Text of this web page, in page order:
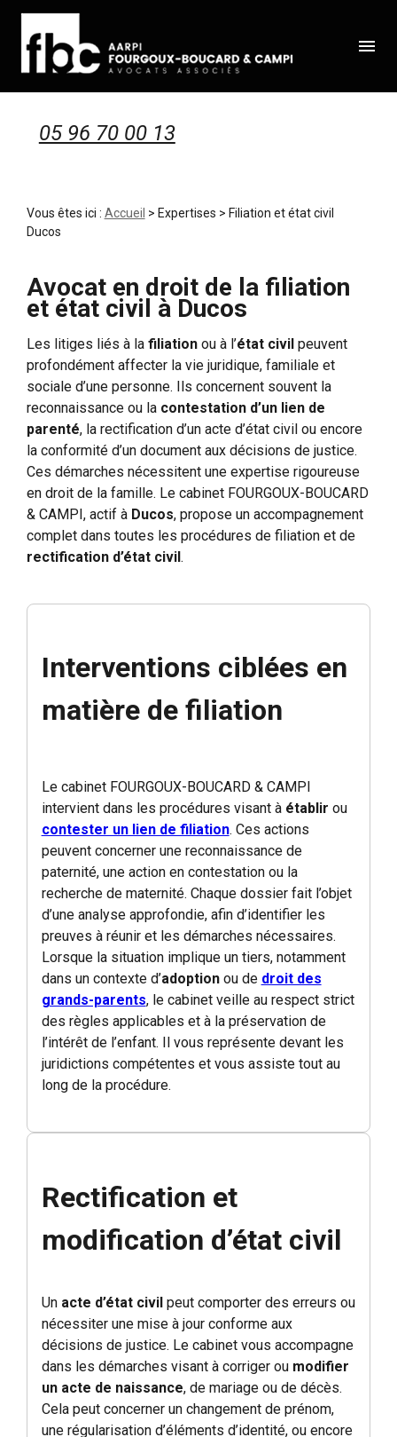
menu
05 96 70 00 13
Vous êtes ici : Accueil > Expertises > Filiation et état civil
Ducos
Avocat en droit de la filiation
et état civil à Ducos
Les litiges liés à la filiationou à l’état civil peuvent
profondément affecter la vie juridique, familiale et
sociale d’une personne. Ils concernent souvent la
reconnaissance ou la contestation d’un lien de
parenté, la rectification d’un acte d’état civil ou encore
la conformité d’un document aux décisions de justice.
Ces démarches nécessitent une expertise rigoureuse
en droit de la famille. Le cabinet FOURGOUX-BOUCARD
& CAMPI, actif à Ducos, propose un accompagnement
complet dans toutes les procédures de filiation et de
rectification d’état civil.
Interventions ciblées en
matière de filiation
Le cabinet FOURGOUX-BOUCARD & CAMPI
intervient dans les procédures visant à établir ou
contester un lien de filiation. Ces actions
peuvent concerner une reconnaissance de
paternité, une action en contestation ou la
recherche de maternité. Chaque dossier fait l’objet
d’une analyse approfondie, afin d’identifier les
preuves à réunir et les démarches nécessaires.
Lorsque la situation implique un tiers, notamment
dans un contexte d’adoptionou de droit des
grands-parents, le cabinet veille au respect strict
des règles applicables et à la préservation de
l’intérêt de l’enfant. Il vous représente devant les
juridictions compétentes et vous assiste tout au
long de la procédure.
Rectification et
modification d’état civil
Un acte d’état civilpeut comporter des erreurs ou
nécessiter une mise à jour conforme aux
décisions de justice. Le cabinet vous accompagne
dans les démarches visant à corriger ou modifier
un acte de naissance, de mariage ou de décès.
Cela peut concerner un changement de prénom,
une régularisation d’éléments d’identité, ou encore
Panneau de gestion des cookies